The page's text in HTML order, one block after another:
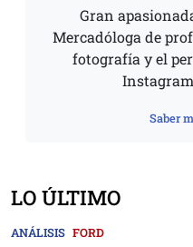
Gran
Mercadóloga de
fotografía y el
Saber
LO ÚLTIMO
ANÁLISIS FORD